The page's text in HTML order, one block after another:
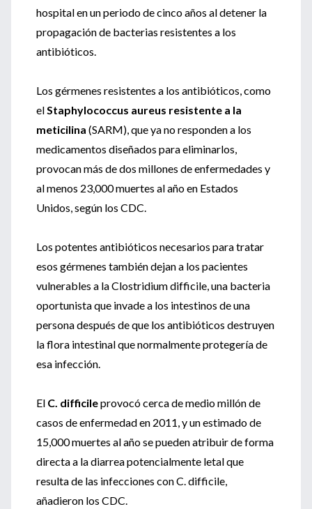
hospital en un periodo de cinco años al detener la
propagación de bacterias resistentes a los
antibióticos.
Los gérmenes resistentes a los antibióticos, como
elStaphylococcus aureus resistente a la
meticilina (SARM), que ya no responden a los
medicamentos diseñados para eliminarlos,
provocan más de dos millones de enfermedades y
al menos 23,000 muertes al año en Estados
Unidos, según los CDC.
Los potentes antibióticos necesarios para tratar
esos gérmenes también dejan a los pacientes
vulnerables a la Clostridium difficile, una bacteria
oportunista que invade a los intestinos de una
persona después de que los antibióticos destruyen
la flora intestinal que normalmente protegería de
esa infección.
El C. difficileprovocó cerca de medio millón de
casos de enfermedad en 2011, y un estimado de
15,000 muertes al año se pueden atribuir de forma
directa a la diarrea potencialmente letal que
resulta de las infecciones con C. difficile,
añadieron los CDC.